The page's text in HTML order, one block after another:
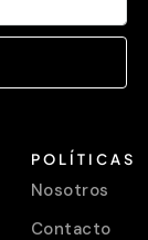
POLÍTICAS
Nosotros
Contacto